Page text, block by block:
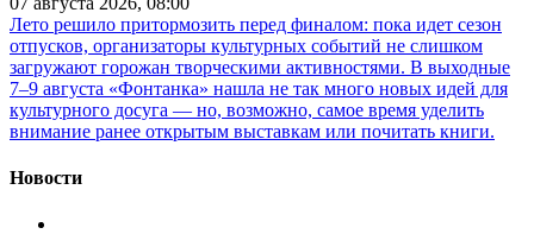
Лето решило притормозить перед финалом: пока идет сезон
отпусков, организаторы культурных событий не слишком
загружают горожан творческими активностями. В выходные
7–9 августа «Фонтанка» нашла не так много новых идей для
культурного досуга — но, возможно, самое время уделить
внимание ранее открытым выставкам или почитать книги.
Новости